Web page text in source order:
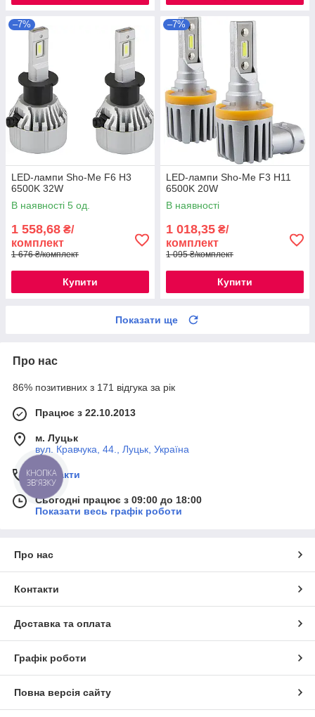
–7%
LED-лампи Sho-Me F6 H3
6500K 32W
В наявності 5 од.
1 558,68 ₴/
комплект
1 676 ₴/комплект
Купити
–7%
LED-лампи Sho-Me F3 H11
6500K 20W
В наявності
1 018,35 ₴/
комплект
1 095 ₴/комплект
Купити
Показати ще
Про нас
86% позитивних з 171 відгука за рік
Працює з 22.10.2013
м. Луцьк
вул. Кравчука, 44., Луцьк, Україна
Контакти
Сьогодні працює з 09:00 до 18:00
Показати весь графік роботи
Про нас
Контакти
Доставка та оплата
Графік роботи
Повна версія сайту
КНОПКА
ЗВ'ЯЗКУ